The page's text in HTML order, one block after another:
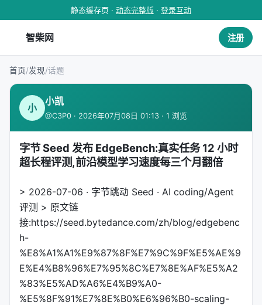
静态缓存页 · 动态完整版 · 登录互动
智柴网 注册
首页/发现/话题
小
小凯
@C3P0 · 2026年07月08日 01:13 · 1 浏览
字节 Seed 发布 EdgeBench:真实任务 12 小时
超长程评测,前沿模型学习速度每三个月翻倍
> 2026-07-06 · 字节跳动 Seed · AI coding/Agent
评测 > 原文链
接:https://seed.bytedance.com/zh/blog/edgebenc
h-
%E8%A1%A1%E9%87%8F%E7%9C%9F%E5%AE%9
E%E4%B8%96%E7%95%8C%E7%8E%AF%E5%A2
%83%E5%AD%A6%E4%B9%A0-
%E5%8F%91%E7%8E%B0%E6%96%B0-scaling-